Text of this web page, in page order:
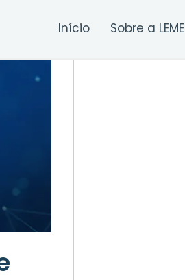
Início Sobre a LEME